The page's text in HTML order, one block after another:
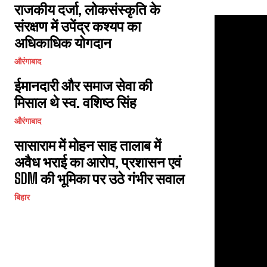
राजकीय दर्जा, लोकसंस्कृति के
संरक्षण में उपेंद्र कश्यप का
अधिकाधिक योगदान
औरंगाबाद
ईमानदारी और समाज सेवा की
मिसाल थे स्व. वशिष्ठ सिंह
औरंगाबाद
सासाराम में मोहन साह तालाब में
अवैध भराई का आरोप, प्रशासन एवं
SDM की भूमिका पर उठे गंभीर सवाल
बिहार